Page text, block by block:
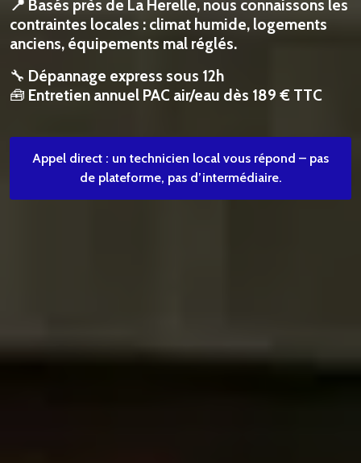
📍 Basés près de La Herelle, nous connaissons les
contraintes locales : climat humide, logements
anciens, équipements mal réglés.
🔧 Dépannage express sous 12h
🧰 Entretien annuel PAC air/eau dès 189 € TTC
Appel direct : un technicien local vous répond – pas
de plateforme, pas d’intermédiaire.